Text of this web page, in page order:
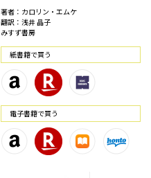
著者：カロリン・エムケ
翻訳：浅井 晶子
みすず書房
紙書籍で買う
電⼦書籍で買う